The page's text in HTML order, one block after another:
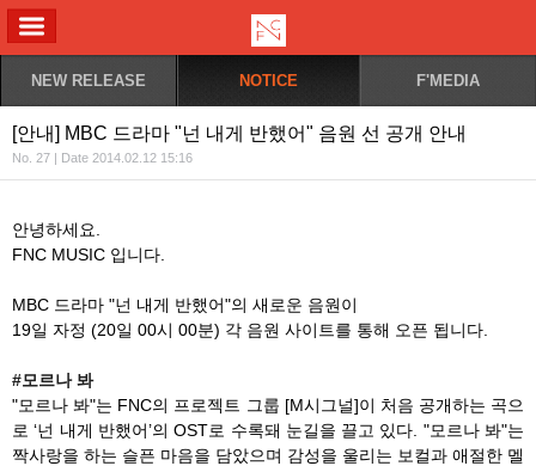
NEW RELEASE NOTICE F'MEDIA
[안내] MBC 드라마 "넌 내게 반했어" 음원 선 공개 안내
No. 27 | Date 2014.02.12 15:16
안녕하세요.
FNC MUSIC 입니다.
MBC 드라마 "넌 내게 반했어"의 새로운 음원이
19일 자정 (20일 00시 00분) 각 음원 사이트를 통해 오픈 됩니다.
#모르나 봐
"모르나 봐"는 FNC의 프로젝트 그룹 [M시그널]이 처음 공개하는 곡으
로 ‘넌 내게 반했어’의 OST로 수록돼 눈길을 끌고 있다. "모르나 봐"는
짝사랑을 하는 슬픈 마음을 담았으며 감성을 울리는 보컬과 애절한 멜